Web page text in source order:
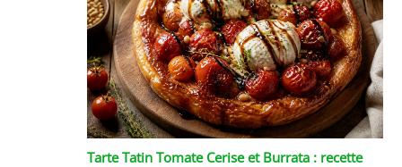
Tarte Tatin Tomate Cerise et Burrata : recette